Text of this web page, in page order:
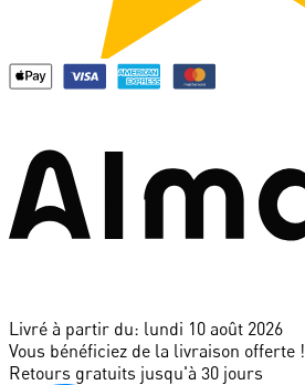
Livré à partir du: lundi 10 août 2026
Vous bénéficiez de la livraison offerte !
Retours gratuits jusqu'à 30 jours